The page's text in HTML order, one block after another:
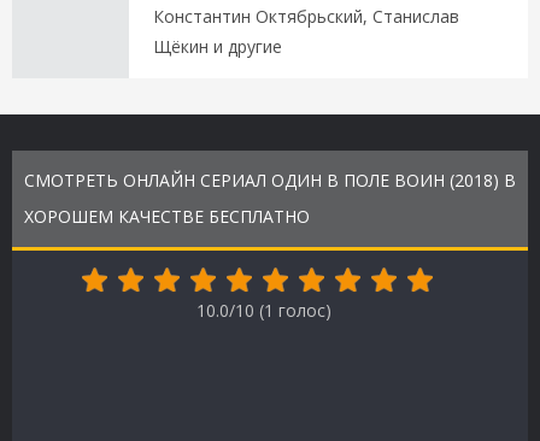
Константин Октябрьский, Станислав
Щёкин и другие
СМОТРЕТЬ ОНЛАЙН СЕРИАЛ ОДИН В ПОЛЕ ВОИН (2018) В
ХОРОШЕМ КАЧЕСТВЕ БЕСПЛАТНО
10.0/10 (1 голос)